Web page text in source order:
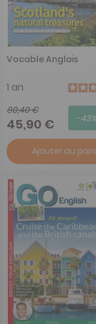
Vocable Anglais
1 an
80,40 €
45,90 € -43%
Ajouter au